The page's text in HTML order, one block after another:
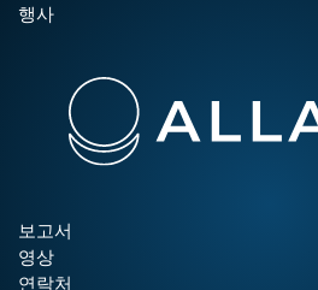
행사
보고서
영상
연락처